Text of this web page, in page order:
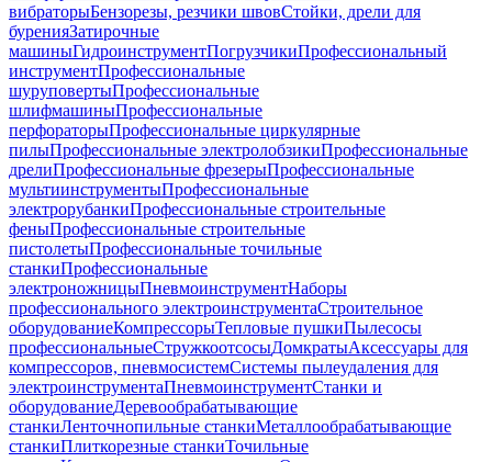
вибраторыБензорезы, резчики швовСтойки, дрели для
буренияЗатирочные
машиныГидроинструментПогрузчикиПрофессиональный
инструментПрофессиональные
шуруповертыПрофессиональные
шлифмашиныПрофессиональные
перфораторыПрофессиональные циркулярные
пилыПрофессиональные электролобзикиПрофессиональные
дрелиПрофессиональные фрезерыПрофессиональные
мультиинструментыПрофессиональные
электрорубанкиПрофессиональные строительные
феныПрофессиональные строительные
пистолетыПрофессиональные точильные
станкиПрофессиональные
электроножницыПневмоинструментНаборы
профессионального электроинструментаСтроительное
оборудованиеКомпрессорыТепловые пушкиПылесосы
профессиональныеСтружкоотсосыДомкратыАксессуары для
компрессоров, пневмосистемСистемы пылеудаления для
электроинструментаПневмоинструментСтанки и
оборудованиеДеревообрабатывающие
станкиЛенточнопильные станкиМеталлообрабатывающие
станкиПлиткорезные станкиТочильные